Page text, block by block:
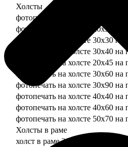
Холсты
фотопечать на холсте 20х20 на
фотопечать на холсте 20х30 на
фотопечать на холсте 30х30 на
фотопечать на холсте 30х40 на
фотопечать на холсте 20х45 на
фотопечать на холсте 30х60 на
фотопечать на холсте 30х90 на
фотопечать на холсте 40х40 на
фотопечать на холсте 40х60 на
фотопечать на холсте 50х70 на
Холсты в раме
холст в раме 20х20